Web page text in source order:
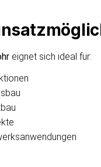
eignet sich ideal für: